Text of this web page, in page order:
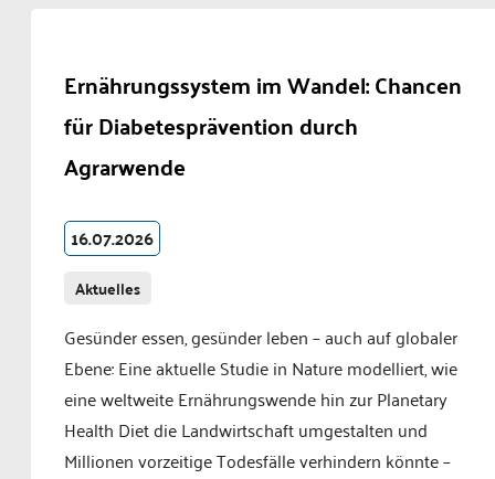
Ernährungssystem im Wandel: Chancen
für Diabetesprävention durch
Agrarwende
16.07.2026
Aktuelles
Gesünder essen, gesünder leben – auch auf globaler
Ebene: Eine aktuelle Studie in Nature modelliert, wie
eine weltweite Ernährungswende hin zur Planetary
Health Diet die Landwirtschaft umgestalten und
Millionen vorzeitige Todesfälle verhindern könnte –